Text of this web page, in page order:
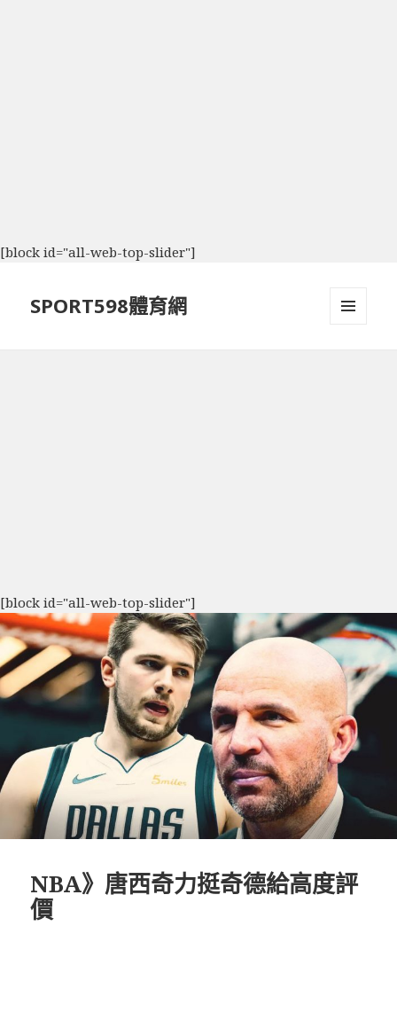
[block id="all-web-top-slider"]
SPORT598體育網
[block id="all-web-top-slider"]
NBA》唐西奇力挺奇德給高度評
價